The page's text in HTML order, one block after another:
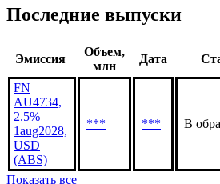
Последние выпуски
Эмиссия
Объем,
млн
Дата
FN
AU4734,
2.5%
1aug2028,
USD
(ABS)
*** *** В
Показать все